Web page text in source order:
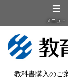
メニュ－
教科書購入のご